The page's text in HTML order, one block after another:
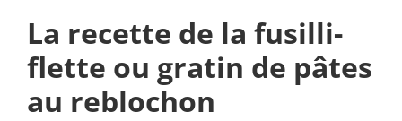
La recette de la fusilli-
flette ou gratin de pâtes
au reblochon